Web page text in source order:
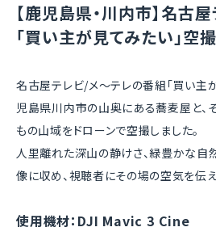
【鹿児島県・川内市】名古
「買い主が見てみたい」空
名古屋テレビ/メ〜テレの番組「買い主
児島県川内市の山奥にある蕎麦屋と、
もの山域をドローンで空撮しました。
人里離れた深山の静けさ、緑豊かな自
像に収め、視聴者にその場の空気を伝
使用機材：DJI Mavic 3 Cine